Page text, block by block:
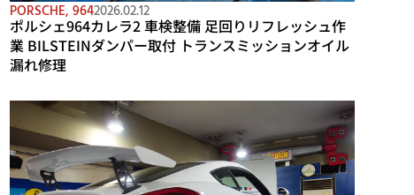
PORSCHE, 9642026.02.12
ポルシェ964カレラ2 車検整備 足回りリフレッシュ作
業 BILSTEINダンパー取付 トランスミッションオイル
漏れ修理